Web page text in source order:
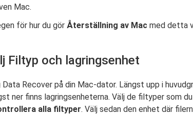
Mac.
för hur du gör Återställning av Mac med detta
Filtyp och lagringsenhet
Data Recover på din Mac-dator. Längst upp i
ner finns lagringsenheterna. Välj de filtyper som
alla filtyper. Välj sedan den enhet där